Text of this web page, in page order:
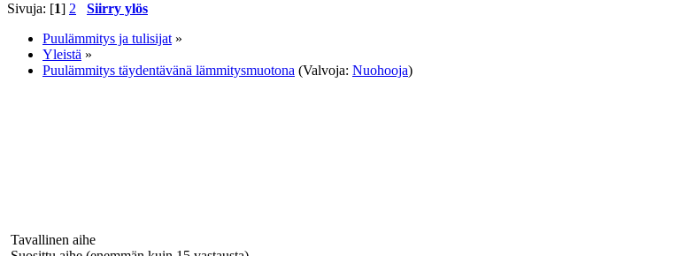
Sivuja: [1] 2
Siirry ylös
Puulämmitys ja tulisijat »
Yleistä »
Puulämmitys täydentävänä lämmitysmuotona (Valvoja: Nuohooja)
Tavallinen aihe